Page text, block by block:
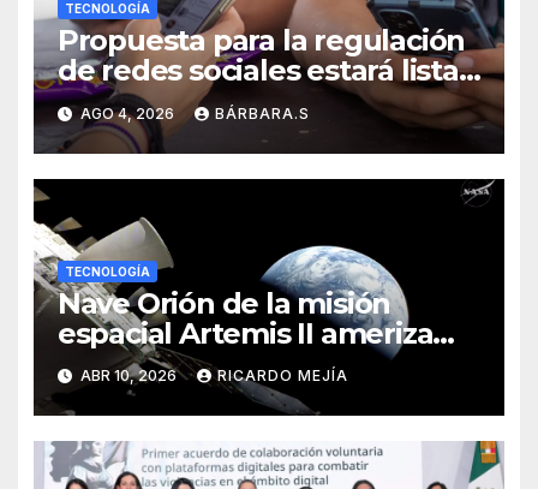
TECNOLOGÍA
Propuesta para la regulación
de redes sociales estará lista
a finales de agosto:
Sheinbaum
AGO 4, 2026 BÁRBARA.S
TECNOLOGÍA
Nave Orión de la misión
espacial Artemis II ameriza
con éxito en el océano
Pacífico
ABR 10, 2026 RICARDO MEJÍA